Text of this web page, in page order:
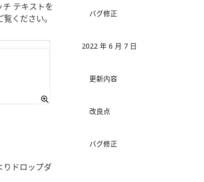
テキストを
覧ください。
りドロップダ
バグ修正
2022 年 6 月 7 日
更新内容
改良点
バグ修正